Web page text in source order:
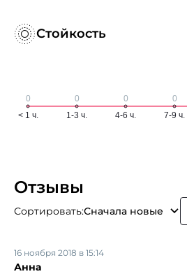
Стойкость
Отзывы
Сортировать:Сначала новые
Анна
16 ноября 2018 в 15:14